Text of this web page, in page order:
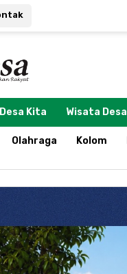
Desa Kita Wisata Desa
Olahraga Kolom